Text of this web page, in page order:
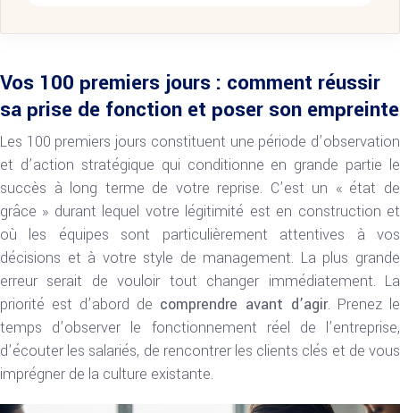
Vos 100 premiers jours : comment réussir
sa prise de fonction et poser son empreinte
Les 100 premiers jours constituent une période d’observation
et d’action stratégique qui conditionne en grande partie le
succès à long terme de votre reprise. C’est un « état de
grâce » durant lequel votre légitimité est en construction et
où les équipes sont particulièrement attentives à vos
décisions et à votre style de management. La plus grande
erreur serait de vouloir tout changer immédiatement. La
priorité est d’abord de comprendre avant d’agir. Prenez le
temps d’observer le fonctionnement réel de l’entreprise,
d’écouter les salariés, de rencontrer les clients clés et de vous
imprégner de la culture existante.